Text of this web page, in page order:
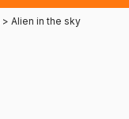
> Alien in the sky